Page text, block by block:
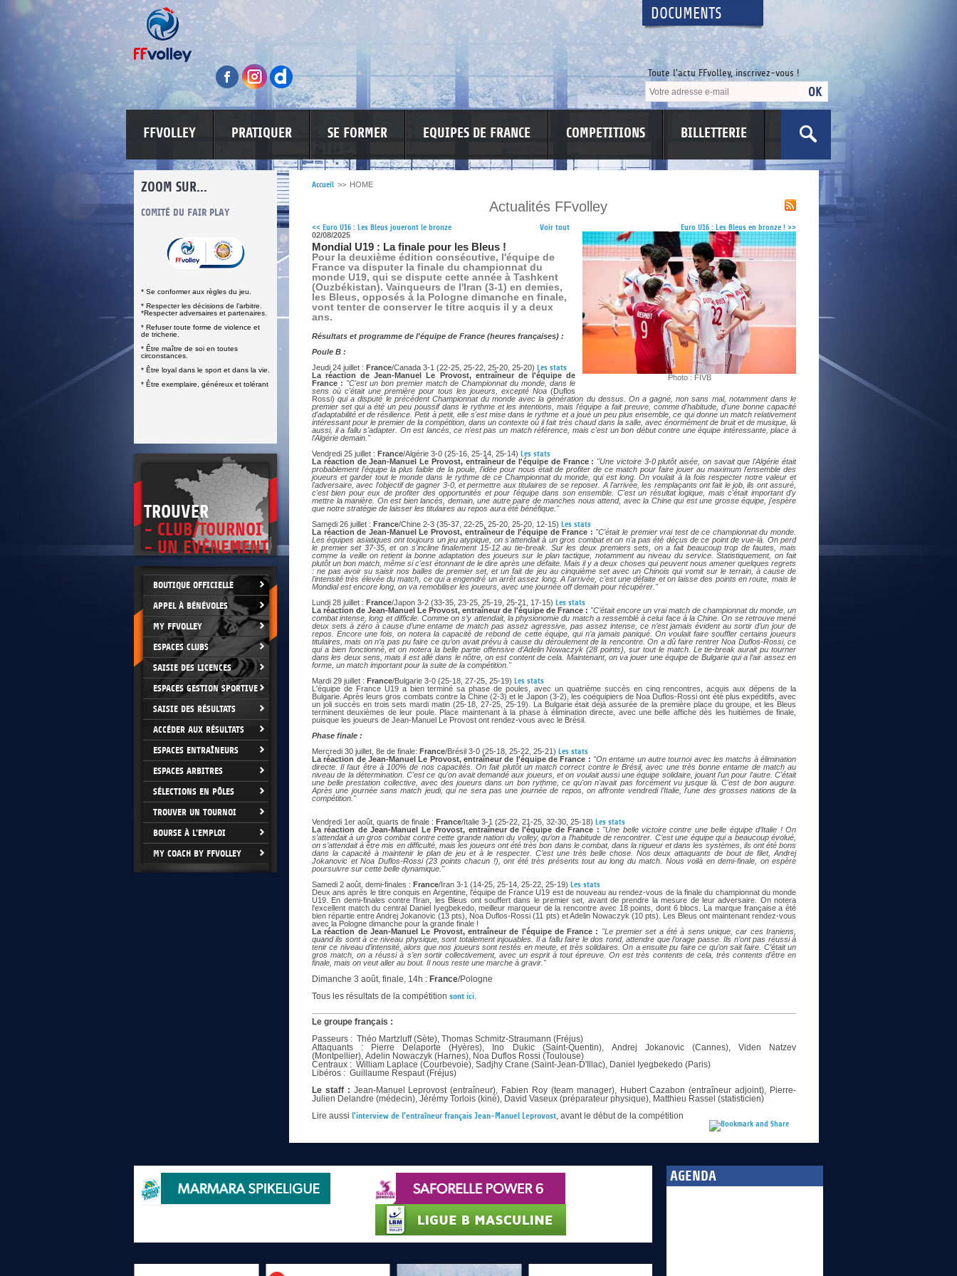
DOCUMENTS
Toute l'actu FFvolley, inscrivez-vous !
FFVOLLEY PRATIQUER SE FORMER EQUIPES DE FRANCE COMPETITIONS BILLETTERIE
ZOOM SUR...
DOCUMENTS UTILES
CLIQUEZ ICI
COMITÉ DU FAIR PLAY
* Se conformer aux règles du jeu.
* Respecter les décisions de l’arbitre.
*Respecter adversaires et partenaires.
* Refuser toute forme de violence et
de tricherie.
* Être maître de soi en toutes
circonstances.
* Être loyal dans le sport et dans la vie.
* Être exemplaire, généreux et tolérant
LUTTE CONTRE LES VIOLENCES INFORMATIONS CORONAVIRUS
DOCUMENTS UTILES
SITUATION SANITAIRE
>
TROUVER
- CLUB/TOURNOI
- UN EVÈNEMENT
BOUTIQUE OFFICIELLE
APPEL À BÉNÉVOLES
MY FFVOLLEY
ESPACES CLUBS
SAISIE DES LICENCES
ESPACES GESTION SPORTIVE
SAISIE DES RÉSULTATS
ACCÉDER AUX RÉSULTATS
ESPACES ENTRAÎNEURS
ESPACES ARBITRES
SÉLECTIONS EN PÔLES
TROUVER UN TOURNOI
BOURSE À L'EMPLOI
MY COACH BY FFVOLLEY
Accueil >> HOME
Actualités FFvolley
<< Euro U16 : Les Bleus joueront le bronze Voir tout Euro U16 : Les Bleus en bronze ! >>
Photo : FIVB
02/08/2025
Mondial U19 : La finale pour les Bleus !
Pour la deuxième édition consécutive, l'équipe de
France va disputer la finale du championnat du
monde U19, qui se dispute cette année à Tashkent
(Ouzbékistan). Vainqueurs de l'Iran (3-1) en demies,
les Bleus, opposés à la Pologne dimanche en finale,
vont tenter de conserver le titre acquis il y a deux
ans.
Résultats et programme de l'équipe de France (heures françaises) :
Poule B :
Jeudi 24 juillet : France/Canada 3-1 (22-25, 25-22, 25-20, 25-20) Les stats
La réaction de Jean-Manuel Le Provost, entraîneur de l'équipe de
France : "C'est un bon premier match de Championnat du monde, dans le
sens où c'était une première pour tous les joueurs, excepté Noa (Duflos
Rossi) qui a disputé le précédent Championnat du monde avec la génération du dessus. On a gagné, non sans mal, notamment dans le
premier set qui a été un peu poussif dans le rythme et les intentions, mais l'équipe a fait preuve, comme d'habitude, d'une bonne capacité
d'adaptabilité et de résilience. Petit à petit, elle s'est mise dans le rythme et a joué un peu plus ensemble, ce qui donne un match relativement
intéressant pour le premier de la compétition, dans un contexte où il fait très chaud dans la salle, avec énormément de bruit et de musique, là
aussi, il a fallu s'adapter. On est lancés, ce n'est pas un match référence, mais c'est un bon début contre une équipe intéressante, place à
l'Algérie demain."
Vendredi 25 juillet : France/Algérie 3-0 (25-16, 25-14, 25-14) Les stats
La réaction de Jean-Manuel Le Provost, entraîneur de l'équipe de France : "Une victoire 3-0 plutôt aisée, on savait que l'Algérie était
probablement l'équipe la plus faible de la poule, l'idée pour nous était de profiter de ce match pour faire jouer au maximum l'ensemble des
joueurs et garder tout le monde dans le rythme de ce Championnat du monde, qui est long. On voulait à la fois respecter notre valeur et
l'adversaire, avec l'objectif de gagner 3-0, et permettre aux titulaires de se reposer. A l'arrivée, les remplaçants ont fait le job, ils ont assuré,
c'est bien pour eux de profiter des opportunités et pour l'équipe dans son ensemble. C'est un résultat logique, mais c'était important d'y
mettre la manière. On est bien lancés, demain, une autre paire de manches nous attend, avec la Chine qui est une grosse équipe, j'espère
que notre stratégie de laisser les titulaires au repos aura été bénéfique."
Samedi 26 juillet : France/Chine 2-3 (35-37, 22-25, 25-20, 25-20, 12-15) Les stats
La réaction de Jean-Manuel Le Provost, entraîneur de l'équipe de France : "C'était le premier vrai test de ce championnat du monde.
Les équipes asiatiques ont toujours un jeu atypique, on s'attendait à un gros combat et on n'a pas été déçus de ce point de vue-là. On perd
le premier set 37-35, et on s'incline finalement 15-12 au tie-break. Sur les deux premiers sets, on a fait beaucoup trop de fautes, mais
comme la veille on retient la bonne adaptation des joueurs sur le plan tactique, notamment au niveau du service. Statistiquement, on fait
plutôt un bon match, même si c'est étonnant de le dire après une défaite. Mais il y a deux choses qui peuvent nous amener quelques regrets
: ne pas avoir su saisir nos balles de premier set, et un fait de jeu au cinquième set avec un Chinois qui vomit sur le terrain, à cause de
l'intensité très élevée du match, ce qui a engendré un arrêt assez long. A l'arrivée, c'est une défaite et on laisse des points en route, mais le
Mondial est encore long, on va remobiliser les joueurs, avec une journée off demain pour récupérer."
Lundi 28 juillet : France/Japon 3-2 (33-35, 23-25, 25-19, 25-21, 17-15) Les stats
La réaction de Jean-Manuel Le Provost, entraîneur de l'équipe de France : "C’était encore un vrai match de championnat du monde, un
combat intense, long et difficile. Comme on s’y attendait, la physionomie du match a ressemblé à celui face à la Chine. On se retrouve mené
deux sets à zéro à cause d’une entame de match pas assez agressive, pas assez intense, ce n’est jamais évident au sortir d’un jour de
repos. Encore une fois, on notera la capacité de rebond de cette équipe, qui n’a jamais paniqué. On voulait faire souffler certains joueurs
titulaires, mais on n’a pas pu faire ce qu’on avait prévu à cause du déroulement de la rencontre. On a dû faire rentrer Noa Duflos-Rossi, ce
qui a bien fonctionné, et on notera la belle partie offensive d’Adelin Nowaczyk (28 points), sur tout le match. Le tie-break aurait pu tourner
dans les deux sens, mais il est allé dans le nôtre, on est content de cela. Maintenant, on va jouer une équipe de Bulgarie qui a l’air assez en
forme, un match important pour la suite de la compétition."
Mardi 29 juillet : France/Bulgarie 3-0 (25-18, 27-25, 25-19) Les stats
L'équipe de France U19 a bien terminé sa phase de poules, avec un quatrième succès en cinq rencontres, acquis aux dépens de la
Bulgarie. Après leurs gros combats contre la Chine (2-3) et le Japon (3-2), les coéquipiers de Noa Duflos-Rossi ont été plus expéditifs, avec
un joli succès en trois sets mardi matin (25-18, 27-25, 25-19). La Bulgarie était déjà assurée de la première place du groupe, et les Bleus
terminent deuxièmes de leur poule. Place maintenant à la phase à élimination directe, avec une belle affiche dès les huitièmes de finale,
puisque les joueurs de Jean-Manuel Le Provost ont rendez-vous avec le Brésil.
Phase finale :
Mercredi 30 juillet, 8e de finale: France/Brésil 3-0 (25-18, 25-22, 25-21) Les stats
La réaction de Jean-Manuel Le Provost, entraîneur de l'équipe de France : "On entame un autre tournoi avec les matchs à élimination
directe. Il faut être à 100% de nos capacités. On fait plutôt un match correct contre le Brésil, avec une très bonne entame de match au
niveau de la détermination. C'est ce qu'on avait demandé aux joueurs, et on voulait aussi une équipe solidaire, jouant l'un pour l'autre. C'était
une belle prestation collective, avec des joueurs dans un bon rythme, ce qu'on n'avait pas forcément vu jusque là. C'est de bon augure.
Après une journée sans match jeudi, qui ne sera pas une journée de repos, on affronte vendredi l'Italie, l'une des grosses nations de la
compétition."
Vendredi 1er août, quarts de finale : France/Italie 3-1 (25-22, 21-25, 32-30, 25-18) Les stats
La réaction de Jean-Manuel Le Provost, entraîneur de l'équipe de France : "Une belle victoire contre une belle équipe d’Italie ! On
s’attendait à un gros combat contre cette grande nation du volley, qu’on a l’habitude de rencontrer. C’est une équipe qui a beaucoup évolué,
on s’attendait à être mis en difficulté, mais les joueurs ont été très bon dans le combat, dans la rigueur et dans les systèmes, ils ont été bons
dans la capacité à maintenir le plan de jeu et à le respecter. C’est une très belle chose. Nos deux attaquants de bout de filet, Andrej
Jokanovic et Noa Duflos-Rossi (23 points chacun !), ont été très présents tout au long du match. Nous voilà en demi-finale, on espère
poursuivre sur cette belle dynamique."
Samedi 2 août, demi-finales : France/Iran 3-1 (14-25, 25-14, 25-22, 25-19) Les stats
Deux ans après le titre conquis en Argentine, l'équipe de France U19 est de nouveau au rendez-vous de la finale du championnat du monde
U19. En demi-finales contre l'Iran, les Bleus ont souffert dans le premier set, avant de prendre la mesure de leur adversaire. On notera
l'excellent match du central Daniel Iyegbekedo, meilleur marqueur de la rencontre avec 18 points, dont 6 blocs. La marque française a été
bien répartie entre Andrej Jokanovic (13 pts), Noa Duflos-Rossi (11 pts) et Adelin Nowaczyk (10 pts). Les Bleus ont maintenant rendez-vous
avec la Pologne dimanche pour la grande finale !
La réaction de Jean-Manuel Le Provost, entraîneur de l'équipe de France : "Le premier set a été à sens unique, car ces Iraniens,
quand ils sont à ce niveau physique, sont totalement injouables. Il a fallu faire le dos rond, attendre que l’orage passe. Ils n’ont pas réussi à
tenir ce niveau d’intensité, alors que nos joueurs sont restés en meute, et très solidaires. On a ensuite pu faire ce qu’on sait faire. C’était un
gros match, on a réussi à s’en sortir collectivement, avec un esprit à tout épreuve. On est très contents de cela, très contents d’être en
finale, mais on veut aller au bout. Il nous reste une marche à gravir."
Dimanche 3 août, finale, 14h : France/Pologne
Tous les résultats de la compétition sont ici.
Le groupe français :
Passeurs : Théo Martzluff (Sète), Thomas Schmitz-Straumann (Fréjus)
Attaquants : Pierre Delaporte (Hyères), Ino Dukic (Saint-Quentin), Andrej Jokanovic (Cannes), Viden Natzev
(Montpellier), Adelin Nowaczyk (Harnes), Noa Duflos Rossi (Toulouse)
Centraux : William Laplace (Courbevoie), Sadjhy Crane (Saint-Jean-D'Illac), Daniel Iyegbekedo (Paris)
Libéros : Guillaume Respaut (Fréjus)
Le staff : Jean-Manuel Leprovost (entraîneur), Fabien Roy (team manager), Hubert Cazabon (entraîneur adjoint), Pierre-
Julien Delandre (médecin), Jérémy Torlois (kiné), David Vaseux (préparateur physique), Matthieu Rassel (statisticien)
Lire aussi l'interview de l'entraîneur français Jean-Manuel Leprovost, avant le début de la compétition
AGENDA